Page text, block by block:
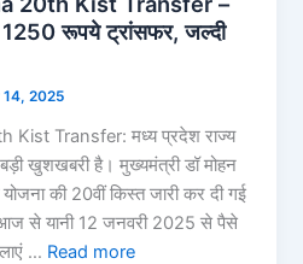
रूपये ट्रांसफर, जल्दी
2025
Kist Transfer: मध्य प्रदेश राज्य
खुशखबरी है। मुख्यमंत्री डॉ मोहन
योजना की 20वीं किस्त जारी कर दी गई
से यानी 12 जनवरी 2025 से पैसे
… Read more